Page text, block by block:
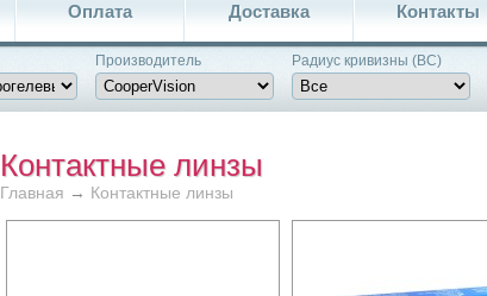
Оплата Доставка Контакты
Производитель Pадиус кривизны (BC)
Контактные линзы
Главная → Контактные линзы